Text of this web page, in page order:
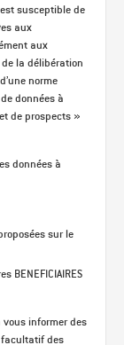
est susceptible de
aux
aux
la délibération
norme
données à
de prospects »
données à
sur le
BENEFICIAIRES
vous informer des
des